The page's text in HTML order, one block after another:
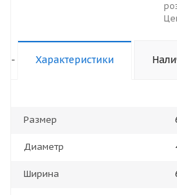
- Характеристики
Размер
Диаметр
Ширина